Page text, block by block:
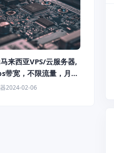
来西亚VPS/云服务器,
带宽，不限流量，月付
2024-02-06